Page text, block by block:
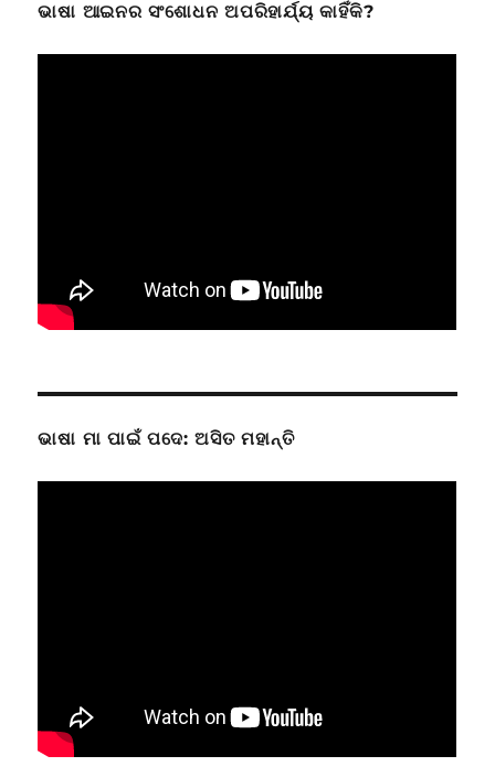
ଭାଷା ଆଇନର ସଂଶୋଧନ ଅପରିହାର୍ଯ୍ୟ କାହିଁକି?
ଭାଷା ମା ପାଇଁ ପଦେ: ଅସିତ ମହାନ୍ତି